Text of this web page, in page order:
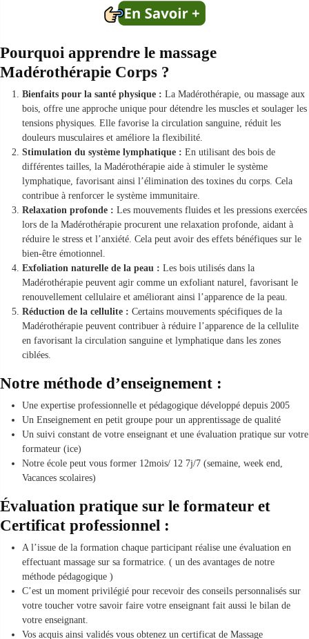
Pourquoi apprendre le massage
Madérothérapie Corps ?
Bienfaits pour la santé physique : La Madérothérapie, ou massage aux
bois, offre une approche unique pour détendre les muscles et soulager les
tensions physiques. Elle favorise la circulation sanguine, réduit les
douleurs musculaires et améliore la flexibilité.
Stimulation du système lymphatique : En utilisant des bois de
différentes tailles, la Madérothérapie aide à stimuler le système
lymphatique, favorisant ainsi l’élimination des toxines du corps. Cela
contribue à renforcer le système immunitaire.
Relaxation profonde : Les mouvements fluides et les pressions exercées
lors de la Madérothérapie procurent une relaxation profonde, aidant à
réduire le stress et l’anxiété. Cela peut avoir des effets bénéfiques sur le
bien-être émotionnel.
Exfoliation naturelle de la peau : Les bois utilisés dans la
Madérothérapie peuvent agir comme un exfoliant naturel, favorisant le
renouvellement cellulaire et améliorant ainsi l’apparence de la peau.
Réduction de la cellulite : Certains mouvements spécifiques de la
Madérothérapie peuvent contribuer à réduire l’apparence de la cellulite
en favorisant la circulation sanguine et lymphatique dans les zones
ciblées.
Notre méthode d’enseignement :
Une expertise professionnelle et pédagogique développé depuis 2005
Un Enseignement en petit groupe pour un apprentissage de qualité
Un suivi constant de votre enseignant et une évaluation pratique sur votre
formateur (ice)
Notre école peut vous former 12mois/ 12 7j/7 (semaine, week end,
Vacances scolaires)
Évaluation pratique sur le formateur et
Certificat professionnel :
A l’issue de la formation chaque participant réalise une évaluation en
effectuant massage sur sa formatrice. ( un des avantages de notre
méthode pédagogique )
C’est un moment privilégié pour recevoir des conseils personnalisés sur
votre toucher votre savoir faire votre enseignant fait aussi le bilan de
votre enseignant.
Vos acquis ainsi validés vous obtenez un certificat de Massage